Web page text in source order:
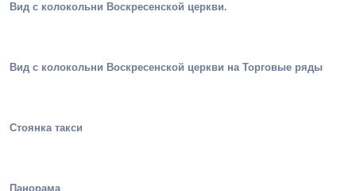
Вид с колокольни Воскресенской церкви.
Вид с колокольни Воскресенской церкви на Торговые ряды
Стоянка такси
Панорама